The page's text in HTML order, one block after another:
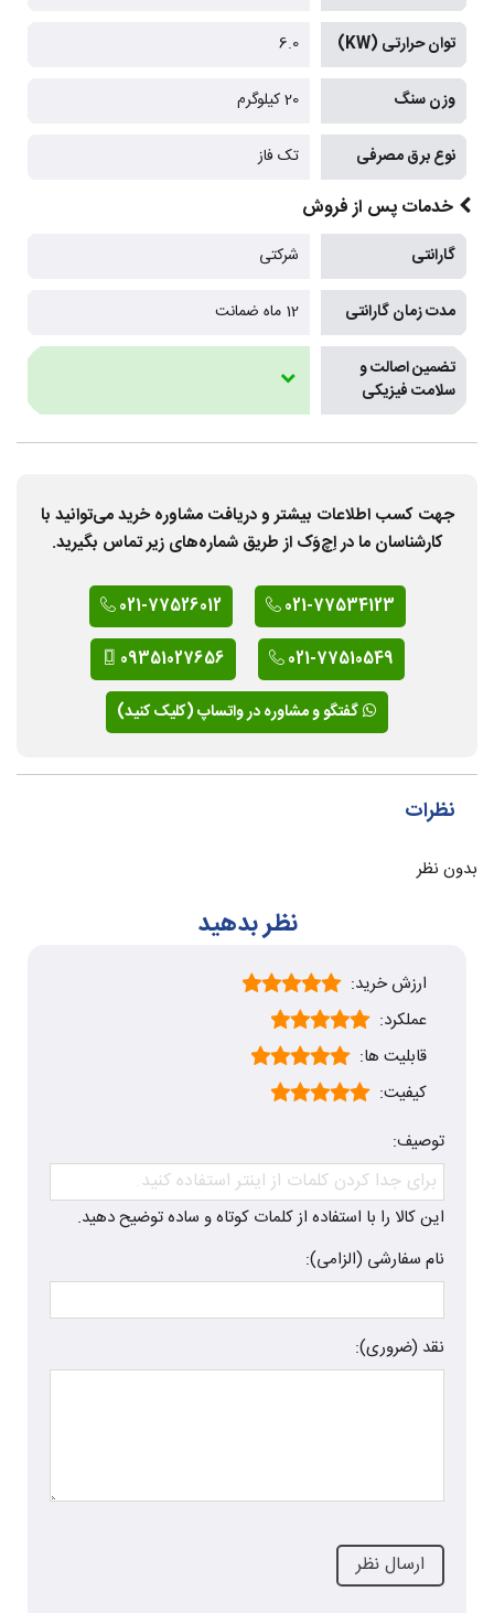
توان حرارتی (KW) 6.0
وزن سنگ 20 کیلوگرم
نوع برق مصرفی تک فاز
خدمات پس از فروش
گارانتی شرکتی
مدت زمان گارانتی 12 ماه ضمانت
تضمین اصالت و
سلامت فیزیکی
جهت کسب اطلاعات بیشتر و دریافت مشاوره خرید می‌توانید با
کارشناسان ما در اِچ‌وَک از طریق شماره‌های زیر تماس بگیرید.
021-77534123
021-77526012
021-77510549
09351027656
گفتگو و مشاوره در واتساپ (کلیک کنید)
نظرات
بدون نظر
نظر بدهید
ارزش خرید:
عملکرد:
قابلیت ها:
کیفیت:
توصیف:
این کالا را با استفاده از کلمات کوتاه و ساده توضیح دهید.
نام سفارشی (الزامی):
نقد (ضروری):